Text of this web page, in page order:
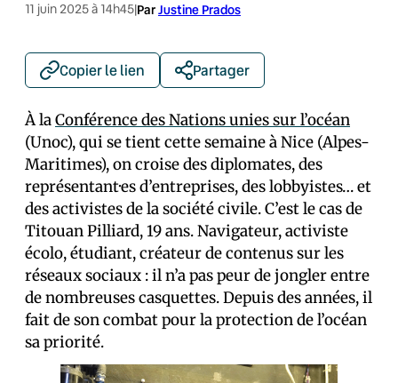
11 juin 2025 à 14h45|ParJustine Prados
Copier le lien Partager
À laConférence des Nations unies sur l’océan
(Unoc), qui se tient cette semaine à Nice (Alpes-
Maritimes), on croise des diplomates, des
représentant·es d’entreprises, des lobbyistes… et
des activistes de la société civile. C’est le cas de
Titouan Pilliard, 19 ans. Navigateur, activiste
écolo, étudiant, créateur de contenus sur les
réseaux sociaux : il n’a pas peur de jongler entre
de nombreuses casquettes. Depuis des années, il
fait de son combat pour la protection de l’océan
sa priorité.